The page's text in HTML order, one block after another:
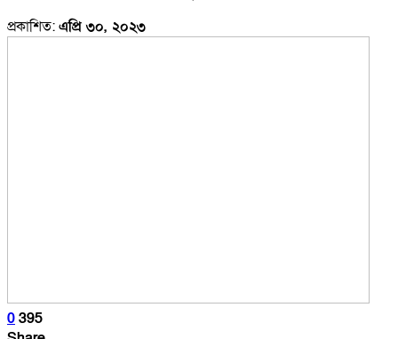
প্রকাশিত:এপ্রি ৩০, ২০২৩
0395